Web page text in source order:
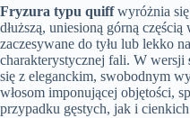
Fryzura typu quiffwyróżnia się
dłuższą, uniesioną górną
zaczesywane do tyłu lub lekko
charakterystycznej fali. W wersji
się z eleganckim, swobodnym
włosom imponującej objętości,
przypadku gęstych, jak i